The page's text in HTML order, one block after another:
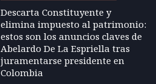
Descarta Constituyente y
elimina impuesto al patrimonio:
estos son los anuncios claves de
Abelardo De La Espriella tras
juramentarse presidente en
Colombia